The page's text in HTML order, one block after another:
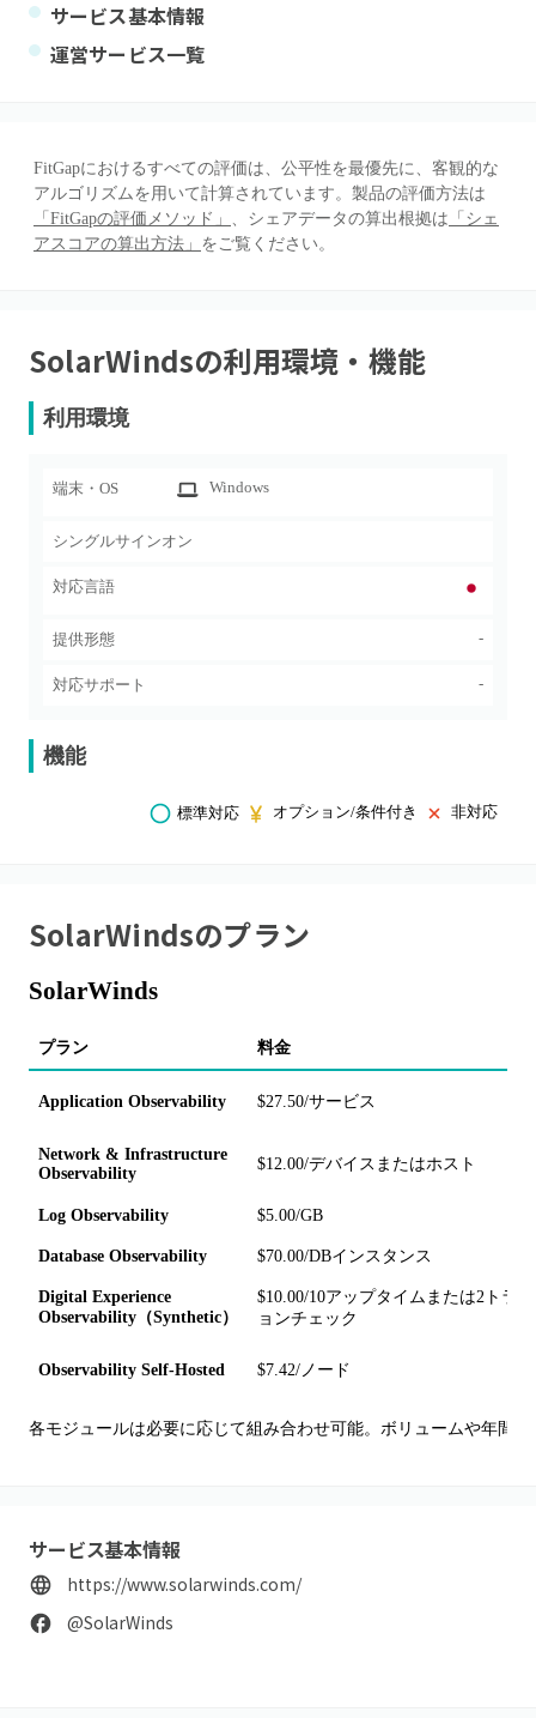
サービス基本情報
運営サービス一覧
FitGapにおけるすべての評価は、公平性を最優先に、客観的な
アルゴリズムを用いて計算されています。製品の評価方法は
「FitGapの評価メソッド」 、シェアデータの算出根拠は 「シェ
アスコアの算出方法」 をご覧ください。
SolarWindsの利用環境・機能
利用環境
端末・OS Windows
シングルサインオン
対応言語
提供形態 -
対応サポート -
機能
標準対応 オプション/条件付き 非対応
SolarWindsのプラン
SolarWinds
プラン 料金
Application Observability $27.50/サービス
Network & Infrastructure
Observability
$12.00/デバイスまたはホスト
Log Observability $5.00/GB
Database Observability $70.00/DBインスタンス
Digital Experience
Observability（Synthetic）
$10.00/10アップタイムまたは2トラ
ョンチェック
Observability Self-Hosted $7.42/ノード
各モジュールは必要に応じて組み合わせ可能。ボリュームや年間
サービス基本情報
https://www.solarwinds.com/
@SolarWinds